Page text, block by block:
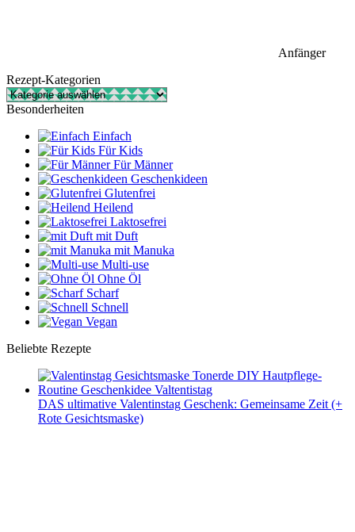
Anfänger
Rezept-Kategorien
Rezept-
Kategorien
Besonderheiten
Einfach
Für Kids
Für Männer
Geschenkideen
Glutenfrei
Heilend
Laktosefrei
mit Duft
mit Manuka
Multi-use
Ohne Öl
Scharf
Schnell
Vegan
Beliebte Rezepte
DAS ultimative Valentinstag Geschenk: Gemeinsame Zeit (+
Rote Gesichtsmaske)